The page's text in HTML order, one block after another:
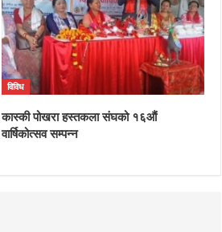
विविध
कास्की पोखरा हस्तकला संघको १६औं
वार्षिकोत्सव सम्पन्न